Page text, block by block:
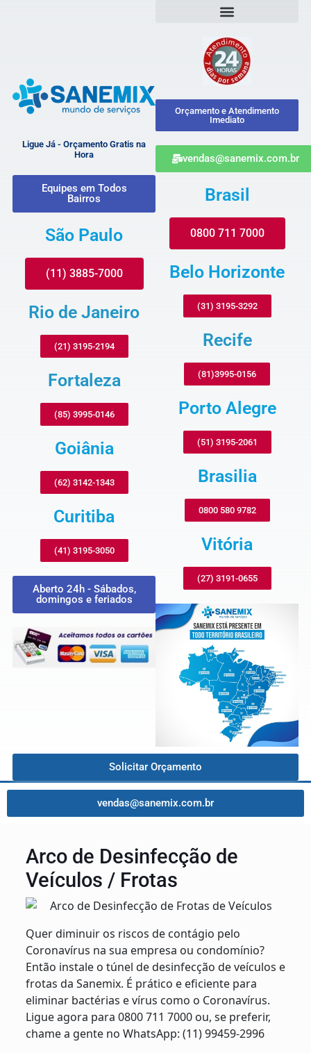
Ligue Já - Orçamento Gratis na
Hora
Equipes em Todos
Bairros
São Paulo
(11) 3885-7000
Rio de Janeiro
(21) 3195-2194
Fortaleza
(85) 3995-0146
Goiânia
(62) 3142-1343
Curitiba
(41) 3195-3050
Aberto 24h - Sábados,
domingos e feriados
Orçamento e Atendimento
Imediato
vendas@sanemix.com.br
Brasil
0800 711 7000
Belo Horizonte
(31) 3195-3292
Recife
(81)3995-0156
Porto Alegre
(51) 3195-2061
Brasilia
0800 580 9782
Vitória
(27) 3191-0655
Solicitar Orçamento
vendas@sanemix.com.br
Arco de Desinfecção de
Veículos / Frotas
Quer diminuir os riscos de contágio pelo
Coronavírus na sua empresa ou condomínio?
Então instale o túnel de desinfecção de veículos e
frotas da Sanemix. É prático e eficiente para
eliminar bactérias e vírus como o Coronavírus.
Ligue agora para 0800 711 7000 ou, se preferir,
chame a gente no WhatsApp: (11) 99459-2996